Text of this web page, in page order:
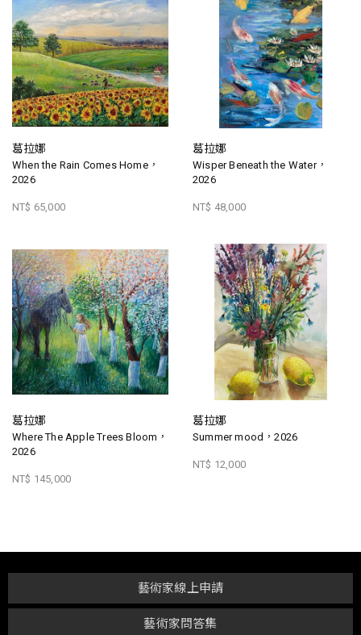
葛拉娜
When the Rain Comes Home，
2026
NT$ 65,000
葛拉娜
Wisper Beneath the Water，
2026
NT$ 48,000
葛拉娜
Where The Apple Trees Bloom，
2026
NT$ 145,000
葛拉娜
Summer mood，2026
NT$ 12,000
藝術家問答集
藝術家線上申請